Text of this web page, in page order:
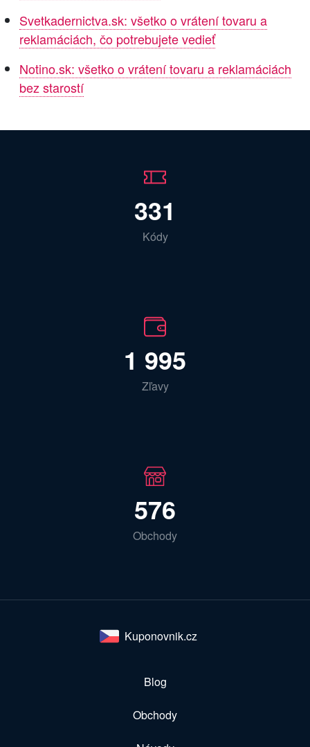
Svetkadernictva.sk: všetko o vrátení tovaru a
reklamáciách, čo potrebujete vedieť
Notino.sk: všetko o vrátení tovaru a reklamáciách
bez starostí
331
Kódy
1 995
Zľavy
576
Obchody
Kuponovnik.cz
Blog
Obchody